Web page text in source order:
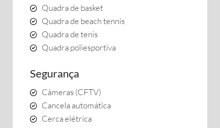
Quadra de basket
Quadra de beach tennis
Quadra de tenis
Quadra poliesportiva
Segurança
Câmeras (CFTV)
Cancela automática
Cerca elétrica